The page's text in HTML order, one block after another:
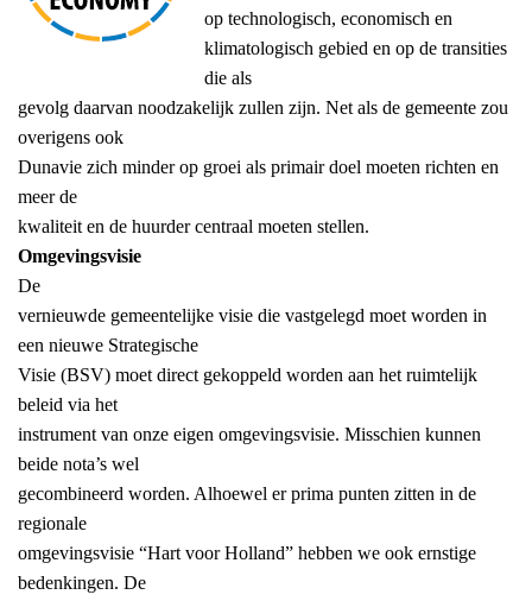
op technologisch, economisch en
klimatologisch gebied en op de transities
die als
gevolg daarvan noodzakelijk zullen zijn. Net als de gemeente zou
overigens ook
Dunavie zich minder op groei als primair doel moeten richten en
meer de
kwaliteit en de huurder centraal moeten stellen.
Omgevingsvisie
De
vernieuwde gemeentelijke visie die vastgelegd moet worden in
een nieuwe Strategische
Visie (BSV) moet direct gekoppeld worden aan het ruimtelijk
beleid via het
instrument van onze eigen omgevingsvisie. Misschien kunnen
beide nota’s wel
gecombineerd worden. Alhoewel er prima punten zitten in de
regionale
omgevingsvisie “Hart voor Holland” hebben we ook ernstige
bedenkingen. De